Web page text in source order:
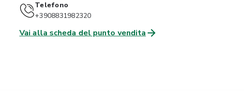
Telefono
+3908831982320
Vai alla scheda del punto vendita